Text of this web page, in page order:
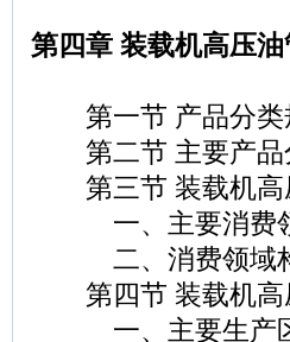
第四章 装载机高压
第一节 产品分类
第二节 主要产品
第三节 装载机高
一、主要消费领
二、消费领域
第四节 装载机高
一、主要生产